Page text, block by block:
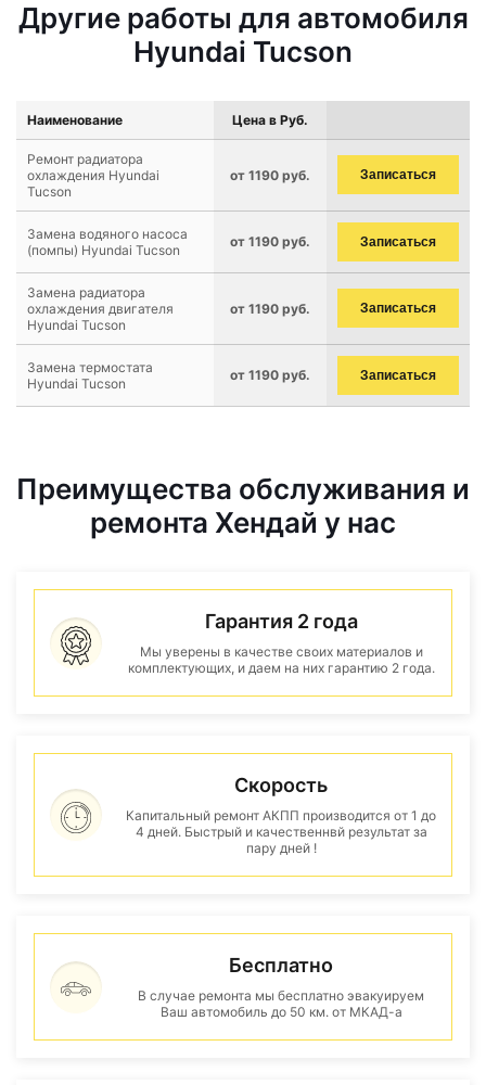
Другие работы для автомобиля
Hyundai Tucson
Наименование Цена в Руб.
Ремонт радиатора
охлаждения Hyundai
Tucson
от 1190 руб. Записаться
Замена водяного насоса
(помпы) Hyundai Tucson
от 1190 руб. Записаться
Замена радиатора
охлаждения двигателя
Hyundai Tucson
от 1190 руб. Записаться
Замена термостата
Hyundai Tucson
от 1190 руб. Записаться
Преимущества обслуживания и
ремонта Хендай у нас
Гарантия 2 года
Мы уверены в качестве своих материалов и
комплектующих, и даем на них гарантию 2 года.
Скорость
Капитальный ремонт АКПП производится от 1 до
4 дней. Быстрый и качественнвй результат за
пару дней !
Бесплатно
В случае ремонта мы бесплатно эвакуируем
Ваш автомобиль до 50 км. от МКАД-а